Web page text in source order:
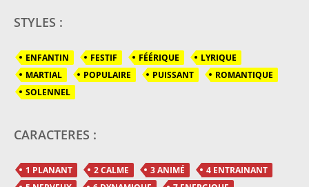
STYLES :
ENFANTIN FESTIF FÉÉRIQUE
LYRIQUE
MARTIAL
POPULAIRE PUISSANT
ROMANTIQUE
SOLENNEL
CARACTERES :
1 PLANANT 2 CALME 3 ANIMÉ
4 ENTRAINANT